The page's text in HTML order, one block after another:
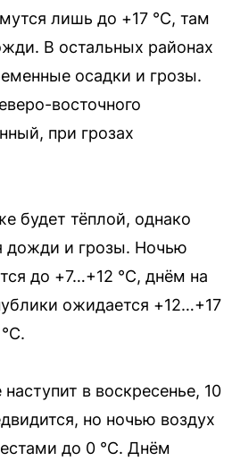
лишь до +17 °C, там
В остальных районах
осадки и грозы.
восточного
при грозах
будет тёплой, однако
дожди и грозы. Ночью
до +7…+12 °C, днём на
ожидается +12…+17
в воскресенье, 10
но ночью воздух
до 0 °C. Днём